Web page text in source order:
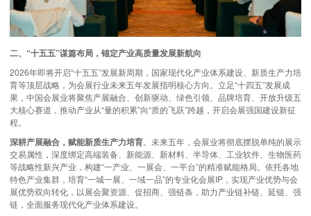
二、“十五五”谋篇布局，锚定产业高质量发展新航向
2026年即将开启“十五五”发展新周期，国家现代化产业体系建设、新质生产力培
育等顶层战略，为会展行业未来五年发展指明核心方向。立足“十四五”发展成
果，中国会展业将聚焦产展融合、创新驱动、绿色引领、品牌培育、开放升级五
大核心赛道，推动产业从“量的积累”向“质的飞跃”跨越，开启会展强国建设新征
程。
深耕产展融合，赋能新质生产力培育。未来五年，会展业将彻底摆脱单纯的展示
交易属性，深度绑定高端装备、新能源、新材料、半导体、工业软件、生物医药
等战略性新兴产业，构建“一产业、一展会、一平台”的精准赋能格局。依托各地
特色产业集群，培育“一城一展、一域一品”的专业化会展IP，实现产业优势与会
展优势双向转化，以展会聚资源、促招商、强链条，助力产业链补链、延链、强
链，全面服务现代化产业体系建设。